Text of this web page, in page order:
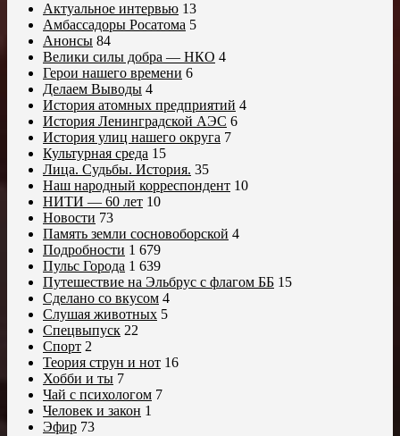
Актуальное интервью 13
Амбассадоры Росатома 5
Анонсы 84
Велики силы добра — НКО 4
Герои нашего времени 6
Делаем Выводы 4
История атомных предприятий 4
История Ленинградской АЭС 6
История улиц нашего округа 7
Культурная среда 15
Лица. Судьбы. История. 35
Наш народный корреспондент 10
НИТИ — 60 лет 10
Новости 73
Память земли сосновоборской 4
Подробности 1 679
Пульс Города 1 639
Путешествие на Эльбрус с флагом ББ 15
Сделано со вкусом 4
Слушая животных 5
Спецвыпуск 22
Спорт 2
Теория струн и нот 16
Хобби и ты 7
Чай с психологом 7
Человек и закон 1
Эфир 73